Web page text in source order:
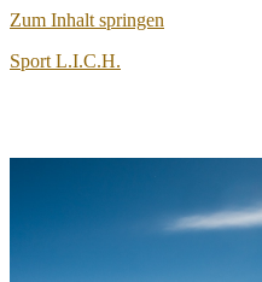
Zum Inhalt springen
Sport L.I.C.H.